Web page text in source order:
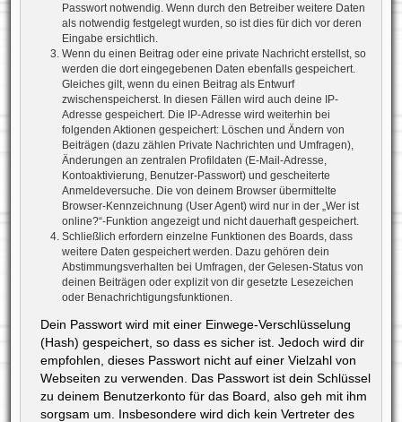
Passwort notwendig. Wenn durch den Betreiber weitere Daten
als notwendig festgelegt wurden, so ist dies für dich vor deren
Eingabe ersichtlich.
Wenn du einen Beitrag oder eine private Nachricht erstellst, so
werden die dort eingegebenen Daten ebenfalls gespeichert.
Gleiches gilt, wenn du einen Beitrag als Entwurf
zwischenspeicherst. In diesen Fällen wird auch deine IP-
Adresse gespeichert. Die IP-Adresse wird weiterhin bei
folgenden Aktionen gespeichert: Löschen und Ändern von
Beiträgen (dazu zählen Private Nachrichten und Umfragen),
Änderungen an zentralen Profildaten (E-Mail-Adresse,
Kontoaktivierung, Benutzer-Passwort) und gescheiterte
Anmeldeversuche. Die von deinem Browser übermittelte
Browser-Kennzeichnung (User Agent) wird nur in der „Wer ist
online?“-Funktion angezeigt und nicht dauerhaft gespeichert.
Schließlich erfordern einzelne Funktionen des Boards, dass
weitere Daten gespeichert werden. Dazu gehören dein
Abstimmungsverhalten bei Umfragen, der Gelesen-Status von
deinen Beiträgen oder explizit von dir gesetzte Lesezeichen
oder Benachrichtigungsfunktionen.
Dein Passwort wird mit einer Einwege-Verschlüsselung
(Hash) gespeichert, so dass es sicher ist. Jedoch wird dir
empfohlen, dieses Passwort nicht auf einer Vielzahl von
Webseiten zu verwenden. Das Passwort ist dein Schlüssel
zu deinem Benutzerkonto für das Board, also geh mit ihm
sorgsam um. Insbesondere wird dich kein Vertreter des